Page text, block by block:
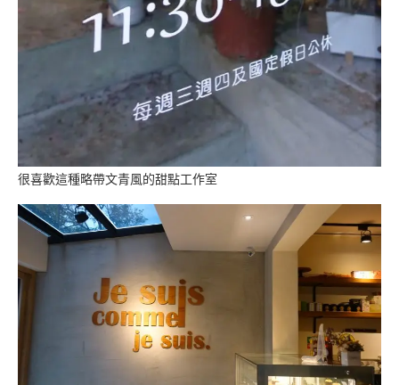
很喜歡這種略帶文青風的甜點工作室